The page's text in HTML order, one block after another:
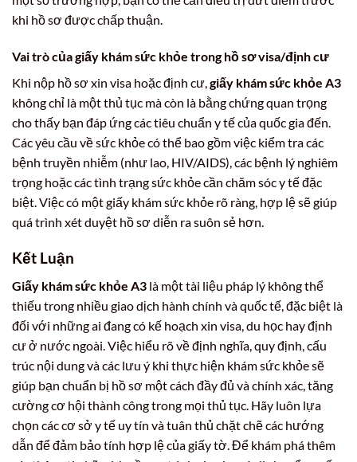
khi hồ sơ được chấp thuận.
Vai trò của giấy khám sức khỏe trong hồ sơ visa/định cư
Khi nộp hồ sơ xin visa hoặc định cư,giấy khám sức khỏe A3
không chỉ là một thủ tục mà còn là bằng chứng quan trọng
cho thấy bạn đáp ứng các tiêu chuẩn y tế của quốc gia đến.
Các yêu cầu về sức khỏe có thể bao gồm việc kiểm tra các
bệnh truyền nhiễm (như lao, HIV/AIDS), các bệnh lý nghiêm
trọng hoặc các tình trạng sức khỏe cần chăm sóc y tế đặc
biệt. Việc có một giấy khám sức khỏe rõ ràng, hợp lệ sẽ giúp
quá trình xét duyệt hồ sơ diễn ra suôn sẻ hơn.
Kết Luận
Giấy khám sức khỏe A3 là một tài liệu pháp lý không thể
thiếu trong nhiều giao dịch hành chính và quốc tế, đặc biệt là
đối với những ai đang có kế hoạch xin visa, du học hay định
cư ở nước ngoài. Việc hiểu rõ về định nghĩa, quy định, cấu
trúc nội dung và các lưu ý khi thực hiện khám sức khỏe sẽ
giúp bạn chuẩn bị hồ sơ một cách đầy đủ và chính xác, tăng
cường cơ hội thành công trong mọi thủ tục. Hãy luôn lựa
chọn các cơ sở y tế uy tín và tuân thủ chặt chẽ các hướng
dẫn để đảm bảo tính hợp lệ của giấy tờ. Để khám phá thêm